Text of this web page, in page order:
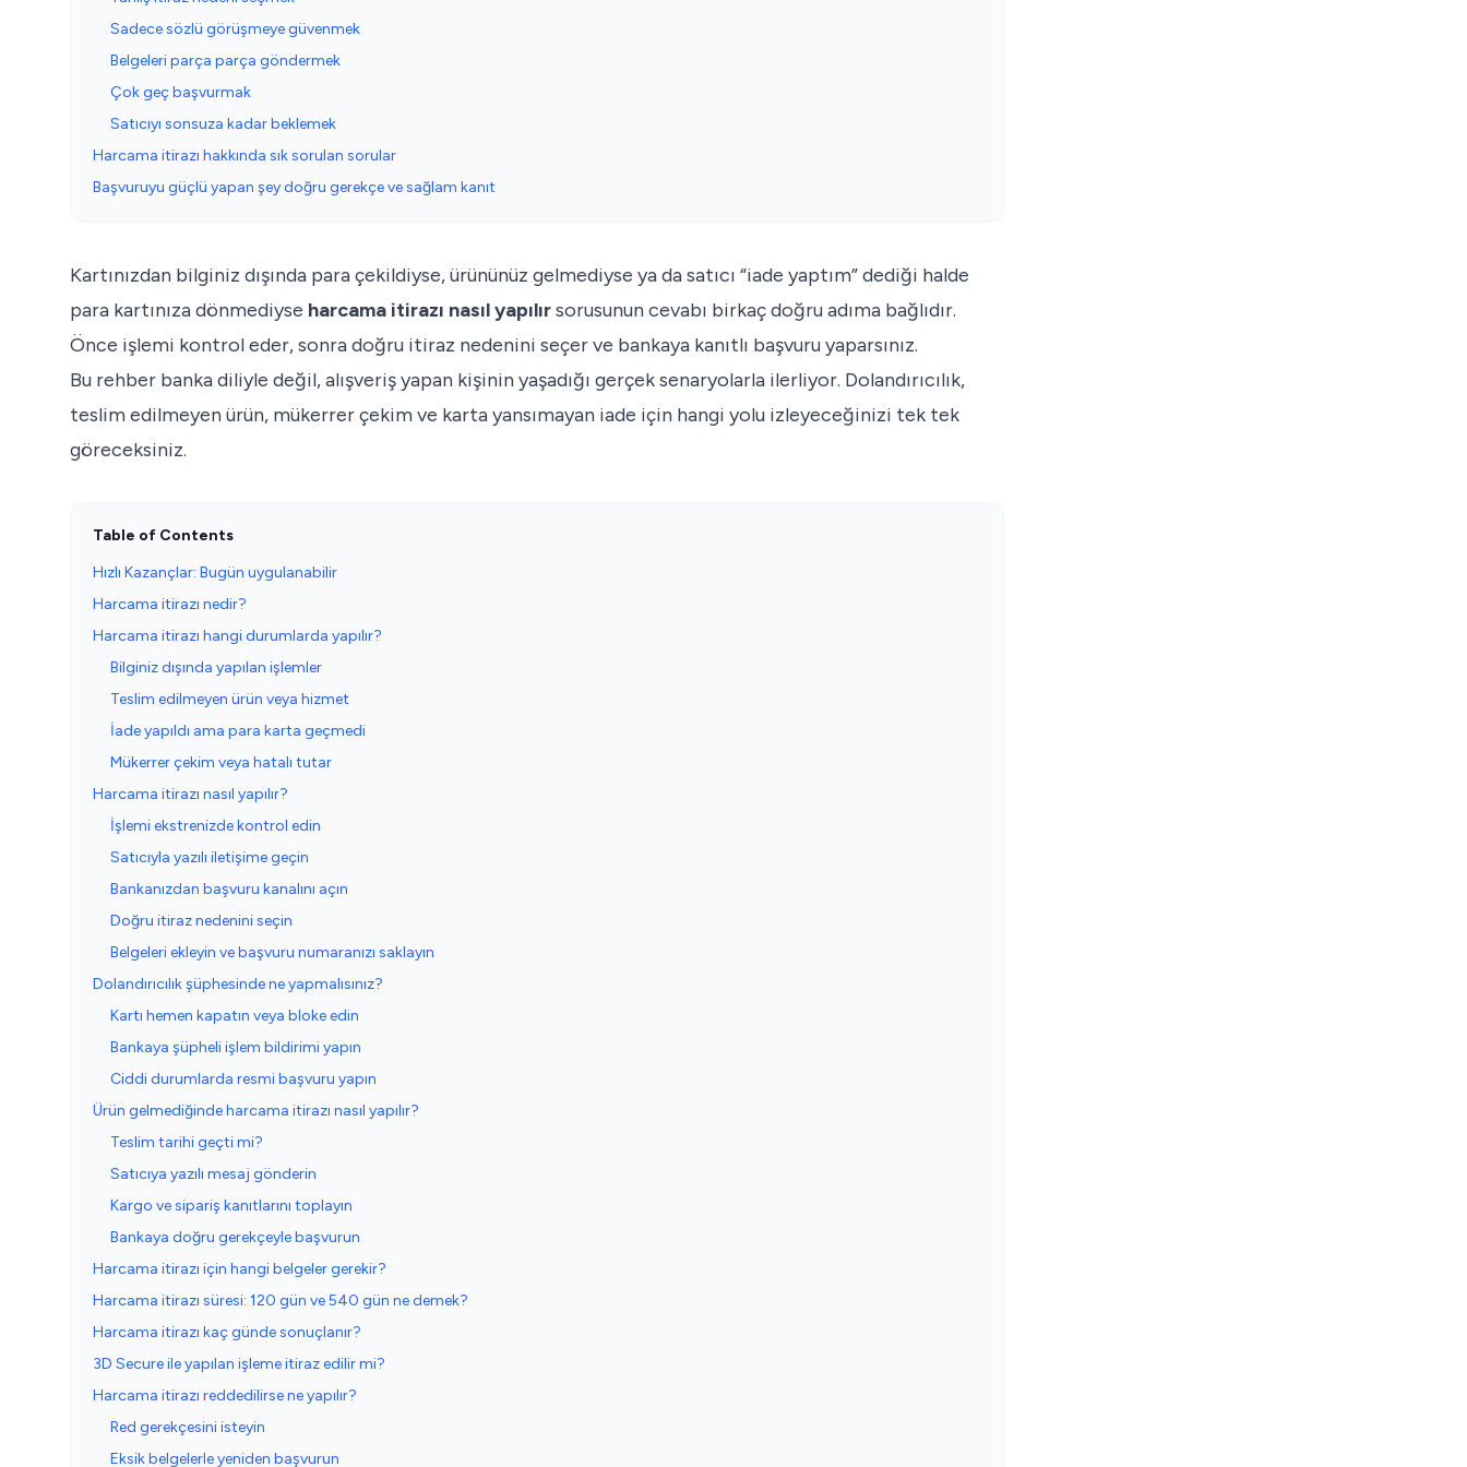
Sadece sözlü görüşmeye güvenmek
Belgeleri parça parça göndermek
Çok geç başvurmak
Satıcıyı sonsuza kadar beklemek
Harcama itirazı hakkında sık sorulan sorular
Başvuruyu güçlü yapan şey doğru gerekçe ve sağlam kanıt
Kartınızdan bilginiz dışında para çekildiyse, ürününüz gelmediyse ya da satıcı “iade yaptım” dediği halde
para kartınıza dönmediyse harcama itirazı nasıl yapılırsorusunun cevabı birkaç doğru adıma bağlıdır.
Önce işlemi kontrol eder, sonra doğru itiraz nedenini seçer ve bankaya kanıtlı başvuru yaparsınız.
Bu rehber banka diliyle değil, alışveriş yapan kişinin yaşadığı gerçek senaryolarla ilerliyor. Dolandırıcılık,
teslim edilmeyen ürün, mükerrer çekim ve karta yansımayan iade için hangi yolu izleyeceğinizi tek tek
göreceksiniz.
Table of Contents
Hızlı Kazançlar: Bugün uygulanabilir
Harcama itirazı nedir?
Harcama itirazı hangi durumlarda yapılır?
Bilginiz dışında yapılan işlemler
Teslim edilmeyen ürün veya hizmet
İade yapıldı ama para karta geçmedi
Mükerrer çekim veya hatalı tutar
Harcama itirazı nasıl yapılır?
İşlemi ekstrenizde kontrol edin
Satıcıyla yazılı iletişime geçin
Bankanızdan başvuru kanalını açın
Doğru itiraz nedenini seçin
Belgeleri ekleyin ve başvuru numaranızı saklayın
Dolandırıcılık şüphesinde ne yapmalısınız?
Kartı hemen kapatın veya bloke edin
Bankaya şüpheli işlem bildirimi yapın
Ciddi durumlarda resmi başvuru yapın
Ürün gelmediğinde harcama itirazı nasıl yapılır?
Teslim tarihi geçti mi?
Satıcıya yazılı mesaj gönderin
Kargo ve sipariş kanıtlarını toplayın
Bankaya doğru gerekçeyle başvurun
Harcama itirazı için hangi belgeler gerekir?
Harcama itirazı süresi: 120 gün ve 540 gün ne demek?
Harcama itirazı kaç günde sonuçlanır?
3D Secure ile yapılan işleme itiraz edilir mi?
Harcama itirazı reddedilirse ne yapılır?
Red gerekçesini isteyin
Eksik belgelerle yeniden başvurun